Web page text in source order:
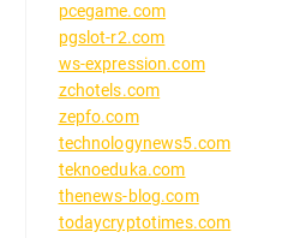
pcegame.com
pgslot-r2.com
ws-expression.com
zchotels.com
zepfo.com
technologynews5.com
teknoeduka.com
thenews-blog.com
todaycryptotimes.com